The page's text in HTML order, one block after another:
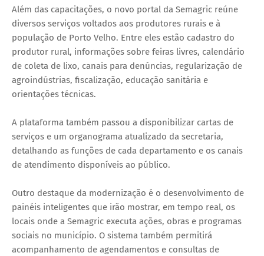
Além das capacitações, o novo portal da Semagric reúne
diversos serviços voltados aos produtores rurais e à
população de Porto Velho. Entre eles estão cadastro do
produtor rural, informações sobre feiras livres, calendário
de coleta de lixo, canais para denúncias, regularização de
agroindústrias, fiscalização, educação sanitária e
orientações técnicas.
A plataforma também passou a disponibilizar cartas de
serviços e um organograma atualizado da secretaria,
detalhando as funções de cada departamento e os canais
de atendimento disponíveis ao público.
Outro destaque da modernização é o desenvolvimento de
painéis inteligentes que irão mostrar, em tempo real, os
locais onde a Semagric executa ações, obras e programas
sociais no município. O sistema também permitirá
acompanhamento de agendamentos e consultas de